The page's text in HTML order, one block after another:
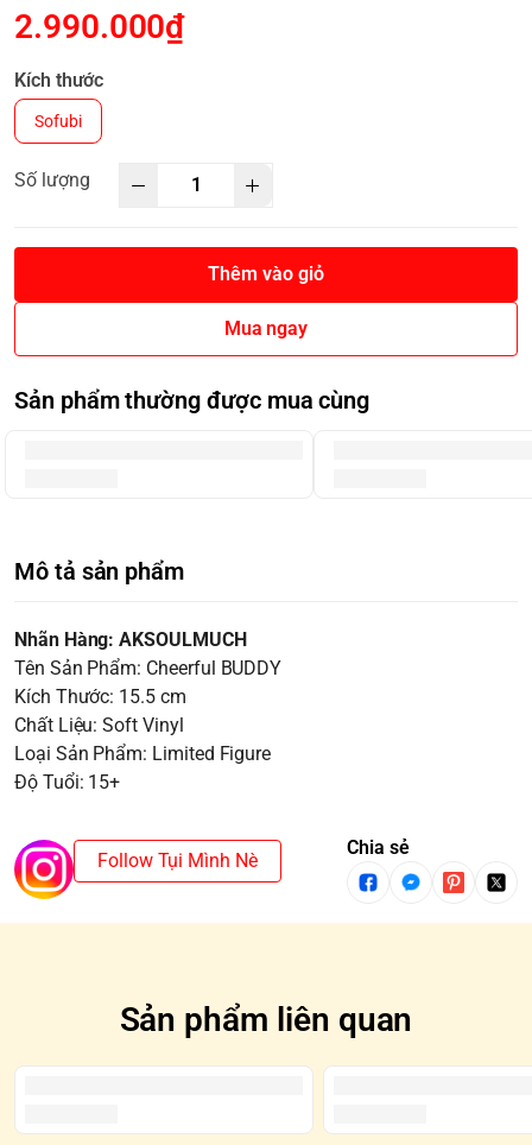
2.990.000₫
Kích thước
Sofubi
Số lượng
Thêm vào giỏ
Mua ngay
Sản phẩm thường được mua cùng
Mô tả sản phẩm
Nhãn Hàng: AKSOULMUCH
Tên Sản Phẩm: Cheerful BUDDY
Kích Thước: 15.5 cm
Chất Liệu: Soft Vinyl
Loại Sản Phẩm: Limited Figure
Độ Tuổi: 15+
Follow Tụi Mình Nè
Chia sẻ
Sản phẩm liên quan